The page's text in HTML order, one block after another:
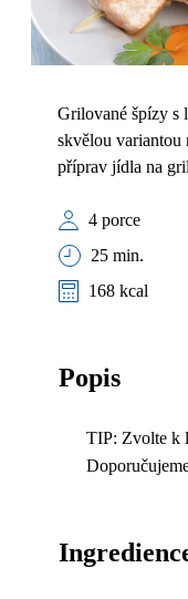
Grilované špízy s
skvělou variantou
příprav jídla na
4 porce
25 min.
168 kcal
Popis
TIP: Zvolte k